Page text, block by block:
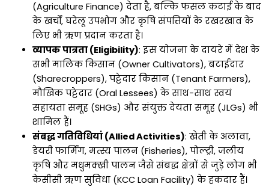
(Agriculture Finance) देता है, बल्कि फसल कटाई के बाद
के खर्चों, घरेलू उपभोग और कृषि संपत्तियों के रखरखाव के
लिए भी ऋण प्रदान करता है।
व्यापक पात्रता (Eligibility): इस योजना के दायरे में देश के
सभी मालिक किसान (Owner Cultivators), बटाईदार
(Sharecroppers), पट्टेदार किसान (Tenant Farmers),
मौखिक पट्टेदार (Oral Lessees) के साथ-साथ स्वयं
सहायता समूह (SHGs) और संयुक्त देयता समूह (JLGs) भी
शामिल हैं।
संबद्ध गतिविधियां (Allied Activities): खेती के अलावा,
डेयरी फार्मिंग, मत्स्य पालन (Fisheries), पोल्ट्री, जलीय
कृषि और मधुमक्खी पालन जैसे संबद्ध क्षेत्रों से जुड़े लोग भी
केसीसी ऋण सुविधा (KCC Loan Facility) के हकदार हैं।